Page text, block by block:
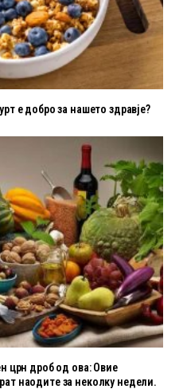
е добро за нашето здравје?
црн дроб од ова: Овие
наодите за неколку недели.